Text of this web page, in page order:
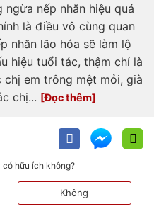
ngừa nếp nhăn hiệu quả
là điều vô cùng quan
nhăn lão hóa sẽ làm lộ
hiệu tuổi tác, thậm chí là
chị em trông mệt mỏi, già
chị...
hữu ích không?
Không